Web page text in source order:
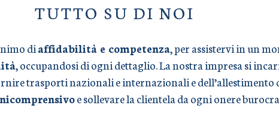
TUTTO SU DI NOI
diaffidabilità e competenza, per assistervi in un
, occupandosi di ogni dettaglio. La nostra impresa si
trasporti nazionali e internazionali e dell’allestimento
e sollevare la clientela da ogni onere